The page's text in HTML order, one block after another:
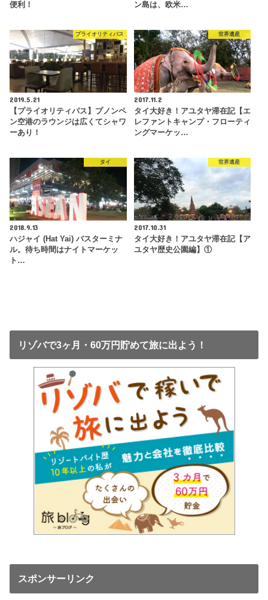
便利！
ン島は、欧米…
プライオリティパス
2019.5.21
【プライオリティパス】プノンペ
ン空港のラウンジは広くてシャワ
ーあり！
世界遺産
2017.11.2
タイ大好き！アユタヤ滞在記【エ
レファントキャンプ・フローティ
ングマーケッ…
タイ
2018.9.13
ハジャイ (Hat Yai) バスターミナ
ル。待ち時間はナイトマーケッ
ト…
世界遺産
2017.10.31
タイ大好き！アユタヤ滞在記【ア
ユタヤ歴史公園編】①
リゾバで3ヶ月・60万円貯めて旅に出よう！
スポンサーリンク